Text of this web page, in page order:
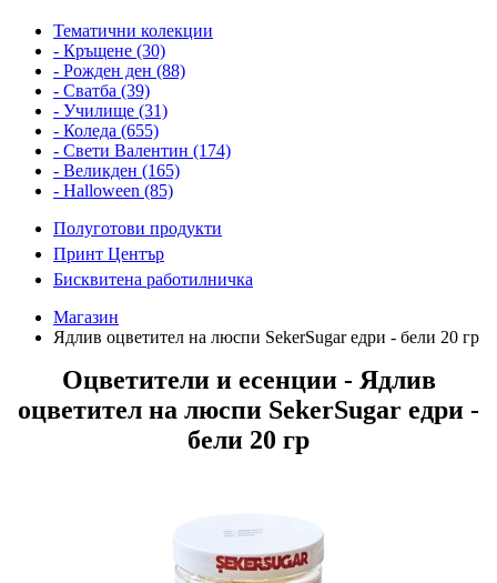
Тематични колекции
- Кръщене (30)
- Рожден ден (88)
- Сватба (39)
- Училище (31)
- Коледа (655)
- Свети Валентин (174)
- Великден (165)
- Halloween (85)
Полуготови продукти
Принт Център
Бисквитена работилничка
Магазин
Ядлив оцветител на люспи SekerSugar едри - бели 20 гр
Оцветители и есенции - Ядлив
оцветител на люспи SekerSugar едри -
бели 20 гр